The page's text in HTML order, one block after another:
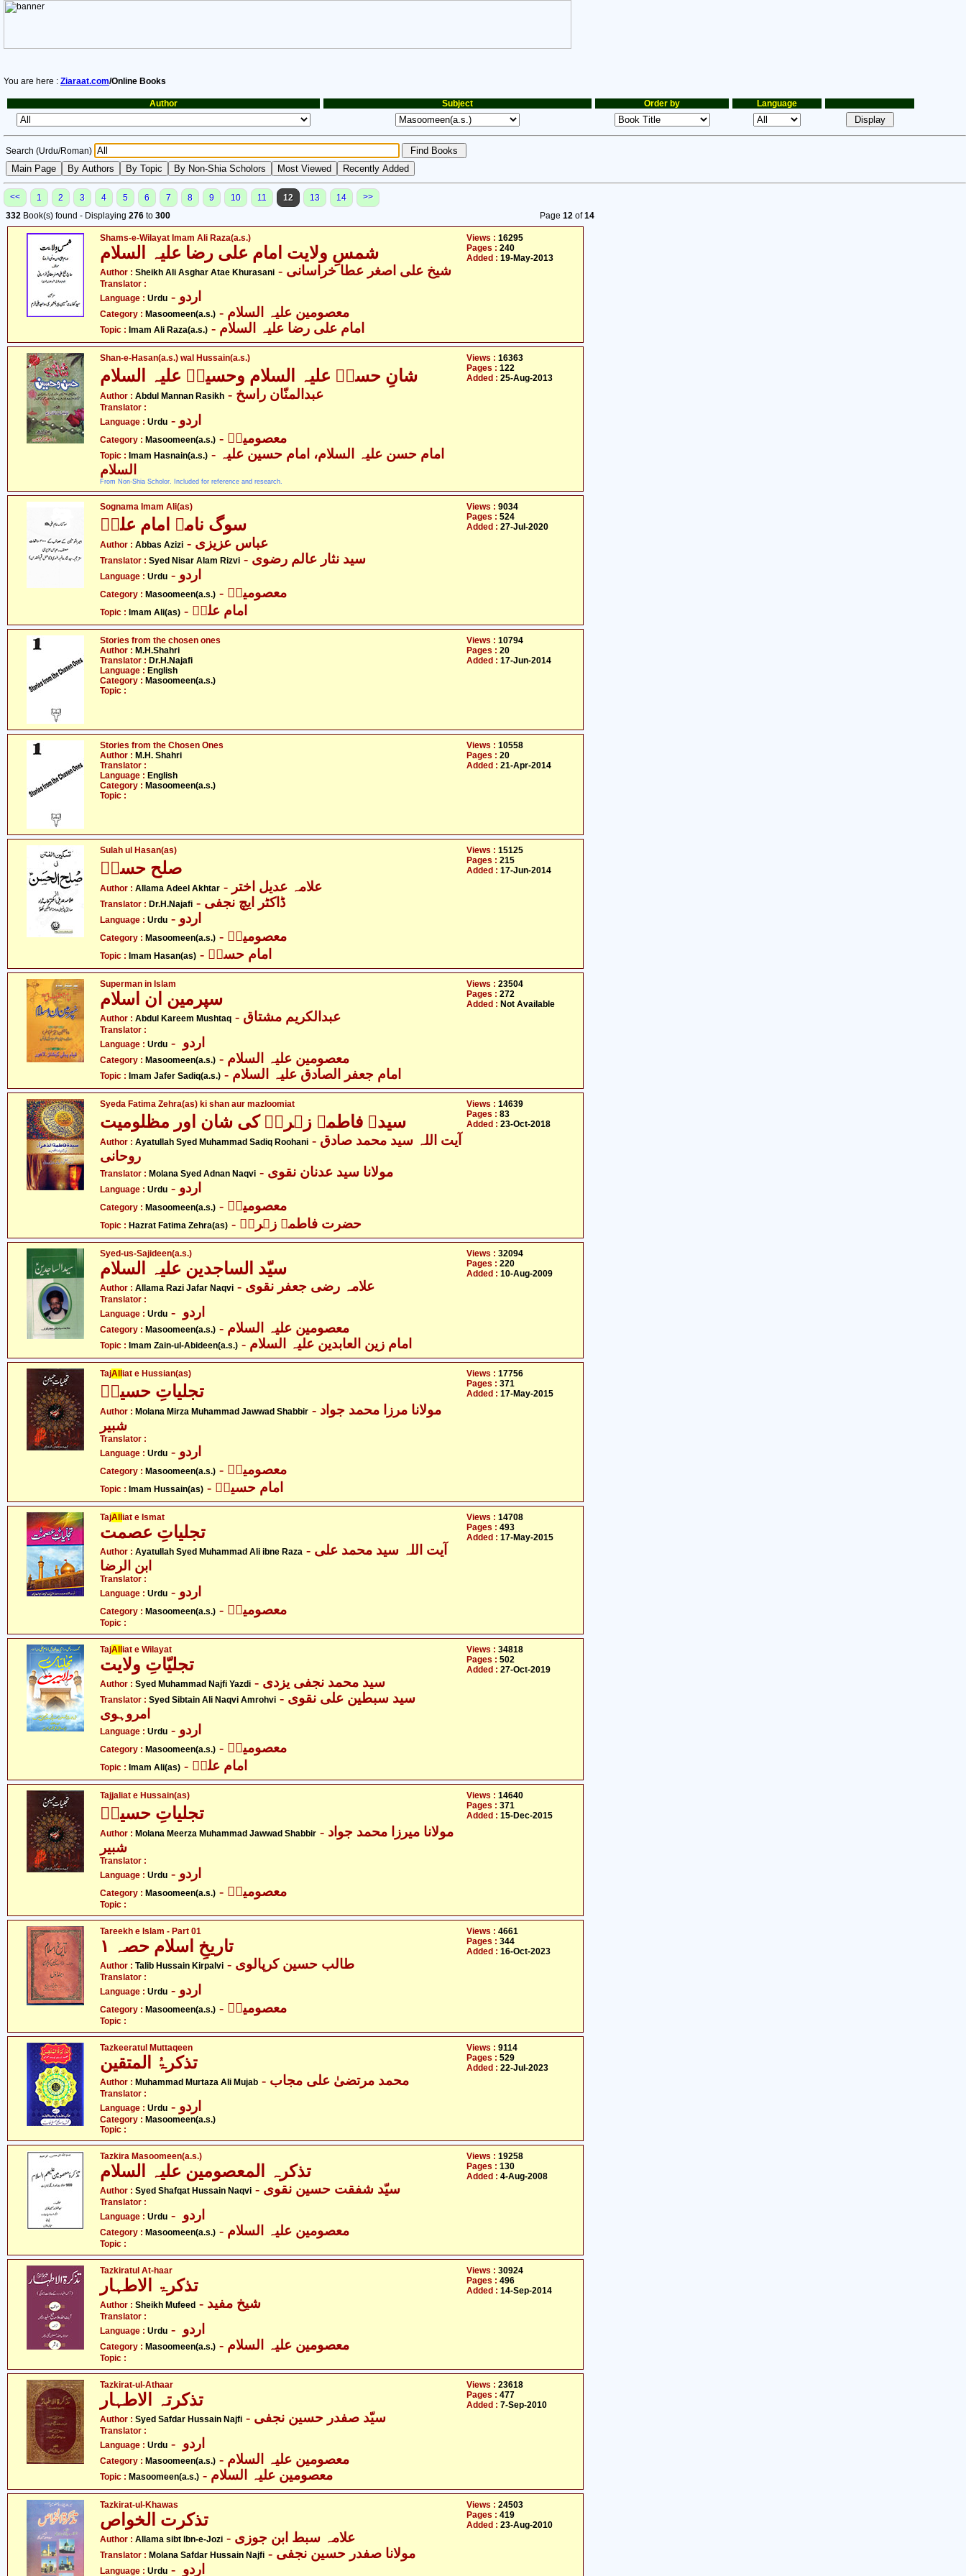
You are here : Ziaraat.com/Online Books
Author Subject Order by Language
Search (Urdu/Roman)
<< 1 2 3 4 5 6 7 8 9 10 11 12 13 14
>>
332 Book(s) found - Displaying 276 to 300 Page 12of14
Shams-e-Wilayat Imam Ali Raza(a.s.)
شمسِ ولایت امام علی رضا علیہ السلام
Author : Sheikh Ali Asghar Atae Khurasani - شیخ علی اصغر عطا خراسانی
Translator :
Language : Urdu - اردو
Category : Masoomeen(a.s.)
Topic : Imam Ali Raza(a.s.) - امام علی رضا علیہ السلام
Views : 16295
Pages : 240
Added : 19-May-2013
Shan-e-Hasan(a.s.) wal Hussain(a.s.)
شانِ حسنؑ علیہ السلام وحسینؑ علیہ السلام
Author : Abdul Mannan Rasikh - عبدالمنّان راسخ
Translator :
Language : Urdu - اردو
Category : Masoomeen(a.s.) - معصومینؑ
Topic : Imam Hasnain(a.s.) - امام حسن علیہ السلام، امام حسین علیہ
السلام
From Non-Shia Scholor. Included for reference and research.
Views : 16363
Pages : 122
Added : 25-Aug-2013
Sognama Imam Ali(as)
سوگ نامہ امام علیؑ
Author : Abbas Azizi - عباس عزیزی
Translator : Syed Nisar Alam Rizvi - سید نثار عالم رضوی
Language : Urdu - اردو
Category : Masoomeen(a.s.) - معصومینؑ
Topic : Imam Ali(as) - امام علیؑ
Views : 9034
Pages : 524
Added : 27-Jul-2020
Stories from the chosen ones
Author : M.H.Shahri
Translator : Dr.H.Najafi
Language : English
Category : Masoomeen(a.s.)
Topic :
Views : 10794
Pages : 20
Added : 17-Jun-2014
Stories from the Chosen Ones
Author : M.H. Shahri
Translator :
Language : English
Category : Masoomeen(a.s.)
Topic :
Views : 10558
Pages : 20
Added : 21-Apr-2014
Sulah ul Hasan(as)
صلح حسنؑ
Author : Allama Adeel Akhtar - علامہ عدیل اختر
Translator : Dr.H.Najafi - ڈاکٹر ایچ نجفی
Language : Urdu - اردو
Category : Masoomeen(a.s.) - معصومینؑ
Topic : Imam Hasan(as) - امام حسنؑ
Views : 15125
Pages : 215
Added : 17-Jun-2014
Superman in Islam
سپرمین ان اسلام
Author : Abdul Kareem Mushtaq - عبدالکریم مشتاق
Translator :
Language : Urdu
Category : Masoomeen(a.s.)
Topic : Imam Jafer Sadiq(a.s.) - امام جعفر الصادق علیہ السلام
Views : 23504
Pages : 272
Added : Not Available
Syeda Fatima Zehra(as) ki shan aur mazloomiat
سیدۃ فاطمہ زہراؑ کی شان اور مظلومیت
Author : Ayatullah Syed Muhammad Sadiq Roohani - آیت اللہ سید محمد صادق
روحانی
Translator : Molana Syed Adnan Naqvi - مولانا سید عدنان نقوی
Language : Urdu - اردو
Category : Masoomeen(a.s.) - معصومینؑ
Topic : Hazrat Fatima Zehra(as) - حضرت فاطمہ زہراؑ
Views : 14639
Pages : 83
Added : 23-Oct-2018
Syed-us-Sajideen(a.s.)
Author : Allama Razi Jafar Naqvi - علامہ رضی جعفر نقوی
Translator :
Language : Urdu
Category : Masoomeen(a.s.)
Topic : Imam Zain-ul-Abideen(a.s.) - امام زین العابدین علیہ السلام
Views : 32094
Pages : 220
Added : 10-Aug-2009
TajAll iat e Hussian(as)
تجلیاتِ حسینؑ
Author : Molana Mirza Muhammad Jawwad Shabbir - مولانا مرزا محمد جواد
شبیر
Translator :
Language : Urdu - اردو
Category : Masoomeen(a.s.) - معصومینؑ
Topic : Imam Hussain(as) - امام حسینؑ
Views : 17756
Pages : 371
Added : 17-May-2015
TajAll iat e Ismat
تجلیاتِ عصمت
Author : Ayatullah Syed Muhammad Ali ibne Raza - آیت اللہ سید محمد علی
ابن الرضا
Translator :
Language : Urdu - اردو
Category : Masoomeen(a.s.) - معصومینؑ
Topic :
Views : 14708
Pages : 493
Added : 17-May-2015
TajAll iat e Wilayat
تجلیّاتِ ولایت
Author : Syed Muhammad Najfi Yazdi - سید محمد نجفی یزدی
Translator : Syed Sibtain Ali Naqvi Amrohvi - سید سبطین علی نقوی
امروہوی
Language : Urdu - اردو
Category : Masoomeen(a.s.) - معصومینؑ
Topic : Imam Ali(as) - امام علیؑ
Views : 34818
Pages : 502
Added : 27-Oct-2019
Tajjaliat e Hussain(as)
تجلیاتِ حسینؑ
Author : Molana Meerza Muhammad Jawwad Shabbir - مولانا میرزا محمد جواد
شبیر
Translator :
Language : Urdu - اردو
Category : Masoomeen(a.s.) - معصومینؑ
Topic :
Views : 14640
Pages : 371
Added : 15-Dec-2015
Tareekh e Islam - Part 01
تاریخِ اسلام حصہ ۱
Author : Talib Hussain Kirpalvi - طالب حسین کرپالوی
Translator :
Language : Urdu - اردو
Category : Masoomeen(a.s.) - معصومینؑ
Topic :
Views : 4661
Pages : 344
Added : 16-Oct-2023
Tazkeeratul Muttaqeen
تذکرۃُ المتقین
Author : Muhammad Murtaza Ali Mujab - محمد مرتضیٰ علی مجاب
Translator :
Language : Urdu - اردو
Category : Masoomeen(a.s.)
Topic :
Views : 9114
Pages : 529
Added : 22-Jul-2023
Tazkira Masoomeen(a.s.)
تذکرہ المعصومین علیہ السلام
Author : Syed Shafqat Hussain Naqvi - سیّد شفقت حسین نقوی
Translator :
Language : Urdu
Category : Masoomeen(a.s.)
Topic :
Views : 19258
Pages : 130
Added : 4-Aug-2008
Tazkiratul At-haar
تذکرۃ الاطہار
Author : Sheikh Mufeed - شیخ مفید
Translator :
Language : Urdu
Category : Masoomeen(a.s.)
Topic :
Views : 30924
Pages : 496
Added : 14-Sep-2014
Tazkirat-ul-Athaar
Author : Syed Safdar Hussain Najfi - سیّد صفدر حسین نجفی
Translator :
Language : Urdu
Category : Masoomeen(a.s.)
Topic : Masoomeen(a.s.) - معصومین علیہ السلام
Views : 23618
Pages : 477
Added : 7-Sep-2010
Tazkirat-ul-Khawas
Author : Allama sibt Ibn-e-Jozi - علامہ سبط ابن جوزی
Translator : Molana Safdar Hussain Najfi - مولانا صفدر حسین نجفی
Language : Urdu
Views : 24503
Pages : 419
Added : 23-Aug-2010